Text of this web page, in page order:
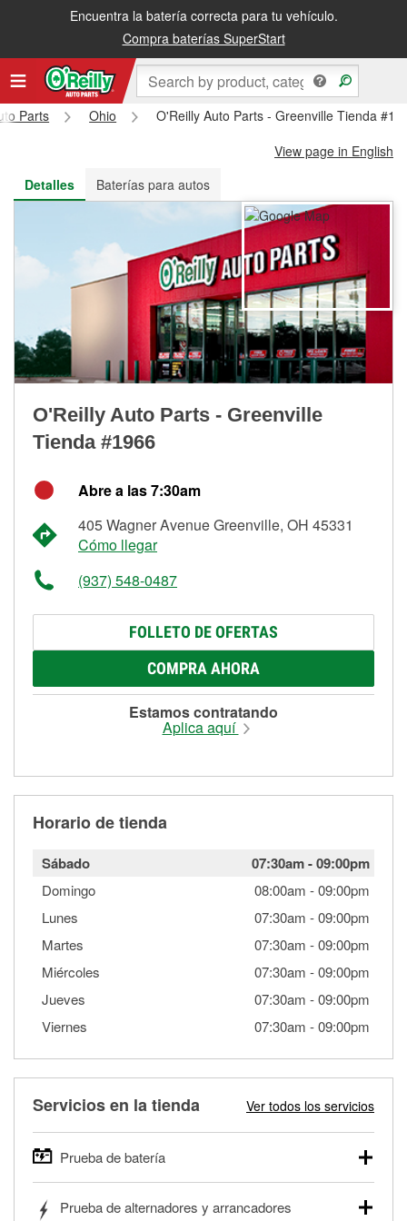
Encuentra la batería correcta para tu vehículo.
Compra baterías SuperStart
Recibe tu orden gratis al día siguiente o recógela en la tienda
Parts Ohio
O'Reilly Auto Parts - Greenville Tienda
View page in English
Detalles
Baterías para autos
O'Reilly Auto Parts - Greenville
Tienda #1966
Abre a las 7:30am
405 Wagner Avenue Greenville, OH 45331
Cómo llegar
(937) 548-0487
FOLLETO DE OFERTAS
COMPRA AHORA
Estamos contratando
Aplica aquí
Horario de tienda
Sábado 07:30am-09:00pm
Domingo 08:00am -09:00pm
Lunes
07:30am -09:00pm
Martes
07:30am -09:00pm
Miércoles
07:30am -09:00pm
Jueves
07:30am -09:00pm
Viernes
07:30am -09:00pm
Servicios en la tienda Ver todos los servicios
Prueba de batería
autos, camionetas, SUVs, vehículos comerciales y
Prueba de alternadores y arrancadores